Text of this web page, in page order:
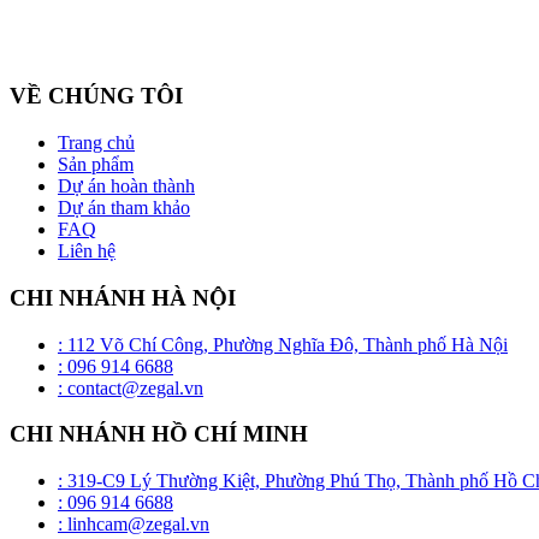
VỀ CHÚNG TÔI
Trang chủ
Sản phẩm
Dự án hoàn thành
Dự án tham khảo
FAQ
Liên hệ
CHI NHÁNH HÀ NỘI
: 112 Võ Chí Công, Phường Nghĩa Đô, Thành phố Hà Nội
: 096 914 6688
: contact@zegal.vn
CHI NHÁNH HỒ CHÍ MINH
: 319-C9 Lý Thường Kiệt, Phường Phú Thọ, Thành phố Hồ
: 096 914 6688
: linhcam@zegal.vn